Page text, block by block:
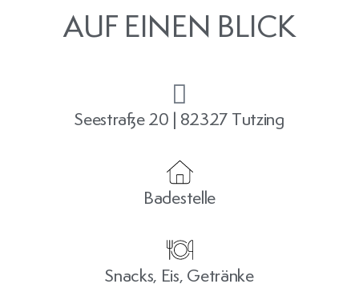
AUF EINEN BLICK
Seestraße 20 | 82327 Tutzing
Badestelle
Snacks, Eis, Getränke